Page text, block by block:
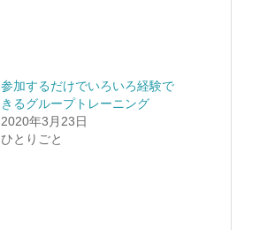
参加するだけでいろいろ経験で
きるグループトレーニング
2020年3月23日
ひとりごと